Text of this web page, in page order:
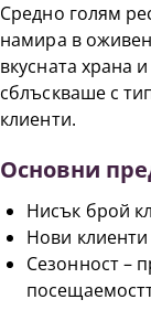
Средно голям
намира в
вкусната храна
сблъскваше с
клиенти.
Основни
Нисък брой
Нови клиенти
Сезонност –